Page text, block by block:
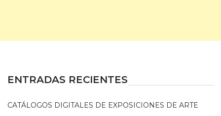
ENTRADAS RECIENTES
CATÁLOGOS DIGITALES DE EXPOSICIONES DE ARTE